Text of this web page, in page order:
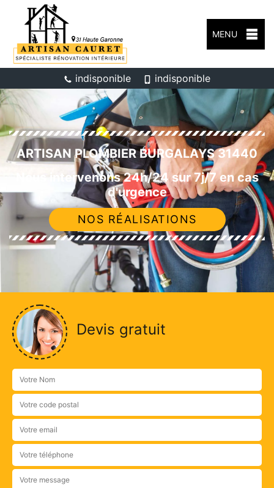
MENU
indisponible indisponible
ARTISAN PLOMBIER BURGALAYS 31440
Nous intervenons 24h/24 sur 7j/7 en cas
d'urgence
NOS RÉALISATIONS
Devis gratuit